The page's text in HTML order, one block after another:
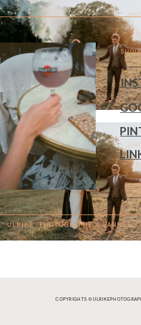
ULRIKE. PHOTOGRAPHE ÀVANNES.
COPYRIGHTS